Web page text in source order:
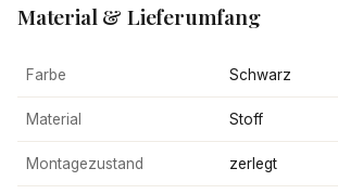
Material & Lieferumfang
Farbe Schwarz
Material Stoff
Montagezustand zerlegt